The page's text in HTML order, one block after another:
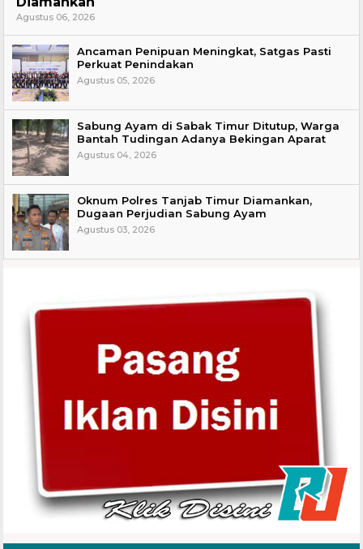
Agustus 06, 2026
Ancaman Penipuan Meningkat, Satgas Pasti
Perkuat Penindakan
Agustus 05, 2026
Sabung Ayam di Sabak Timur Ditutup, Warga
Bantah Tudingan Adanya Bekingan Aparat
Agustus 04, 2026
Oknum Polres Tanjab Timur Diamankan,
Dugaan Perjudian Sabung Ayam
Agustus 03, 2026